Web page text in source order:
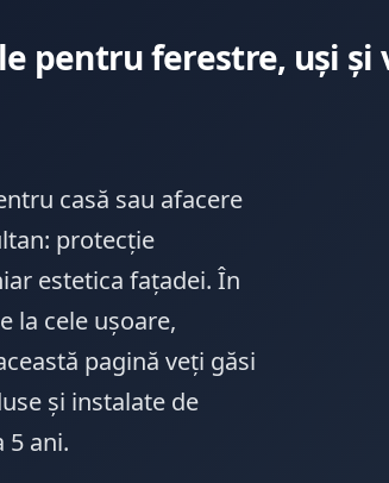
pentru ferestre, uși și
casă sau afacere
protecție
estetica fațadei. În
la cele ușoare,
pagină veți găsi
și instalate de
5 ani.